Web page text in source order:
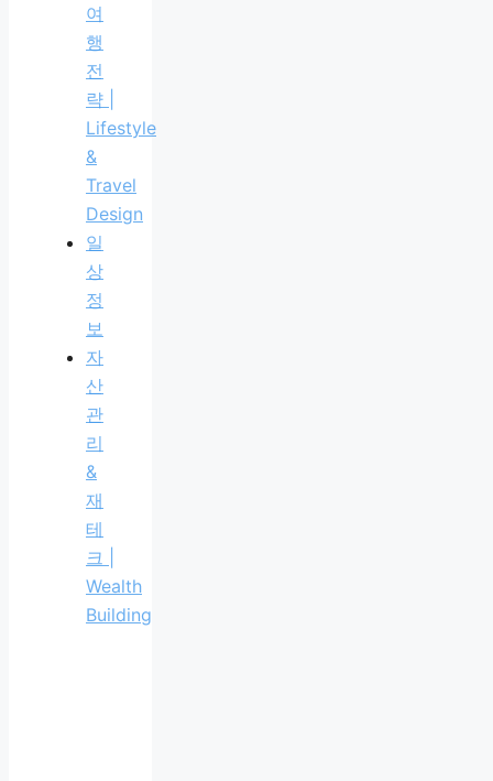
여
행
전
략 |
Lifestyle
&
Travel
Design
일
상
정
보
자
산
관
리
&
재
테
크 |
Wealth
Building